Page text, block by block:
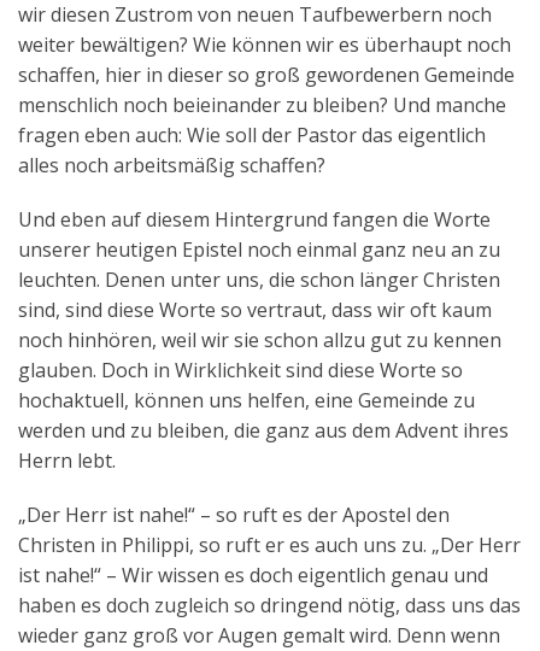
wir diesen Zustrom von neuen Taufbewerbern noch
weiter bewältigen? Wie können wir es überhaupt noch
schaffen, hier in dieser so groß gewordenen Gemeinde
menschlich noch beieinander zu bleiben? Und manche
fragen eben auch: Wie soll der Pastor das eigentlich
alles noch arbeitsmäßig schaffen?
Und eben auf diesem Hintergrund fangen die Worte
unserer heutigen Epistel noch einmal ganz neu an zu
leuchten. Denen unter uns, die schon länger Christen
sind, sind diese Worte so vertraut, dass wir oft kaum
noch hinhören, weil wir sie schon allzu gut zu kennen
glauben. Doch in Wirklichkeit sind diese Worte so
hochaktuell, können uns helfen, eine Gemeinde zu
werden und zu bleiben, die ganz aus dem Advent ihres
Herrn lebt.
„Der Herr ist nahe!“ – so ruft es der Apostel den
Christen in Philippi, so ruft er es auch uns zu. „Der Herr
ist nahe!“ – Wir wissen es doch eigentlich genau und
haben es doch zugleich so dringend nötig, dass uns das
wieder ganz groß vor Augen gemalt wird. Denn wenn